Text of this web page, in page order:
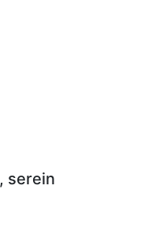
serein